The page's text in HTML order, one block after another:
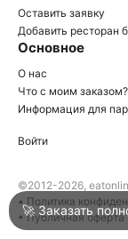
Войти
Написать в
Оставить заявку
Добавить ресторан
Основное
О нас
Что с моим заказом?
Информация для
Войти
©2012-2026,
• Политика
• Публичная оферта
🚀 Заказать